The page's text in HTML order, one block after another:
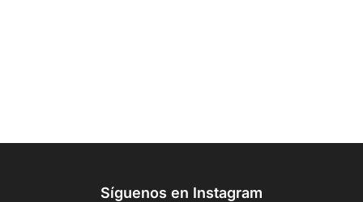
Síguenos en Instagram